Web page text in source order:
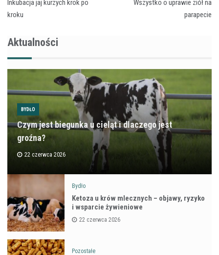
wpisu
Inkubacja jaj kurzych krok po
kroku
Wszystko o uprawie ziół na
parapecie
Aktualności
BYDŁO
Czym jest biegunka u cieląt i dlaczego jest
groźna?
22 czerwca 2026
Bydło
Ketoza u krów mlecznych – objawy, ryzyko
i wsparcie żywieniowe
22 czerwca 2026
Pozostałe